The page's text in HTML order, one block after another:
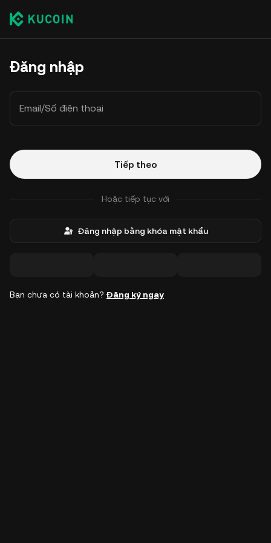
Đăng nhập
Email/Số điện thoại
Tiếp theo
Hoặc tiếp tục với
Đăng nhập bằng khóa mật khẩu
Bạn chưa có tài khoản? Đăng ký ngay